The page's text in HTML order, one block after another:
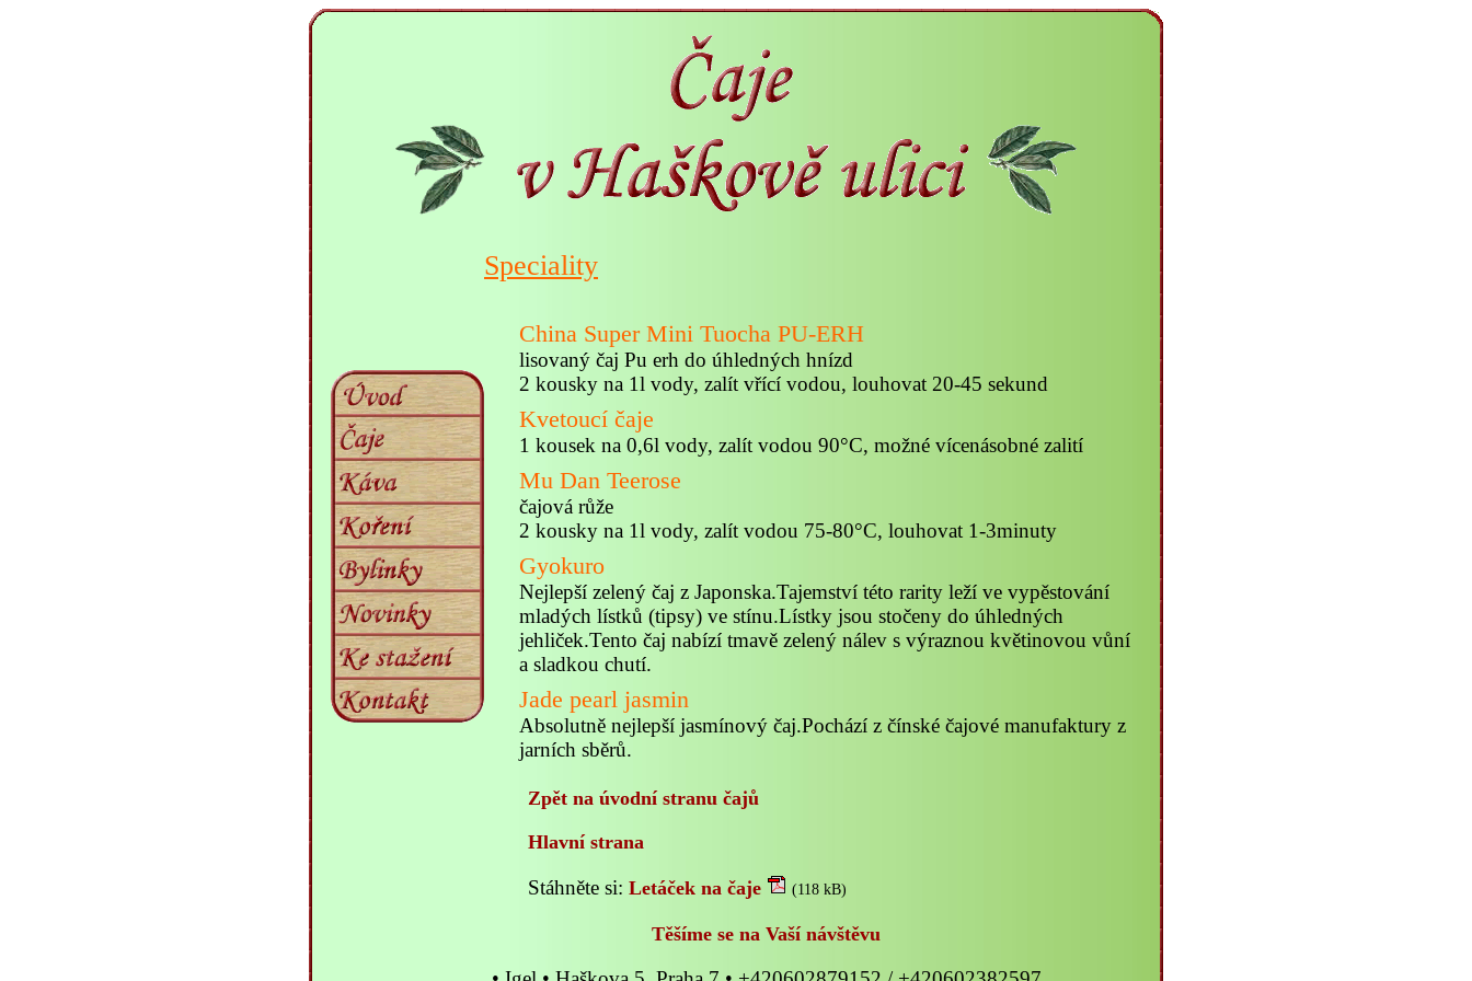
Speciality
China Super Mini Tuocha PU-ERH
lisovaný čaj Pu erh do úhledných hnízd
2 kousky na 1l vody, zalít vřící vodou, louhovat 20-45 sekund
Kvetoucí čaje
1 kousek na 0,6l vody, zalít vodou 90°C, možné vícenásobné zalití
Mu Dan Teerose
čajová růže
2 kousky na 1l vody, zalít vodou 75-80°C, louhovat 1-3minuty
Gyokuro
Nejlepší zelený čaj z Japonska.Tajemství této rarity leží ve vypěstování
mladých lístků (tipsy) ve stínu.Lístky jsou stočeny do úhledných
jehliček.Tento čaj nabízí tmavě zelený nálev s výraznou květinovou vůní
a sladkou chutí.
Jade pearl jasmin
Absolutně nejlepší jasmínový čaj.Pochází z čínské čajové manufaktury z
jarních sběrů.
Zpět na úvodní stranu čajů
Hlavní strana
Stáhněte si: Letáček na čaje (118 kB)
Těšíme se na Vaší návštěvu